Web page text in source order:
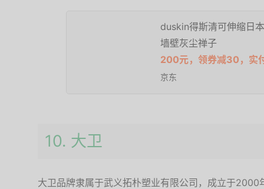
duskin得斯清可伸缩日
墙壁灰尘禅子
200元，领券减30，实
京东
10. 大卫
大卫品牌隶属于武义拓朴塑业有限公司，成立于